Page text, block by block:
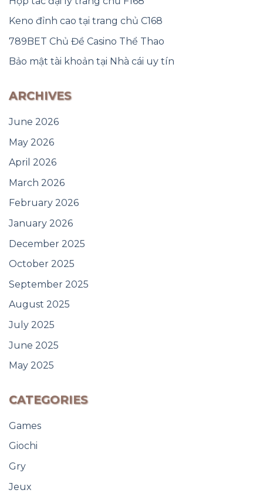
Keno đỉnh cao tại trang chủ C168
789BET Chủ Đề Casino Thể Thao
Bảo mật tài khoản tại Nhà cái uy tín
ARCHIVES
June 2026
May 2026
April 2026
March 2026
February 2026
January 2026
December 2025
October 2025
September 2025
August 2025
July 2025
June 2025
May 2025
CATEGORIES
Games
Giochi
Gry
Jeux